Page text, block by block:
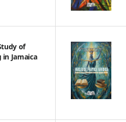
of
in Jamaica